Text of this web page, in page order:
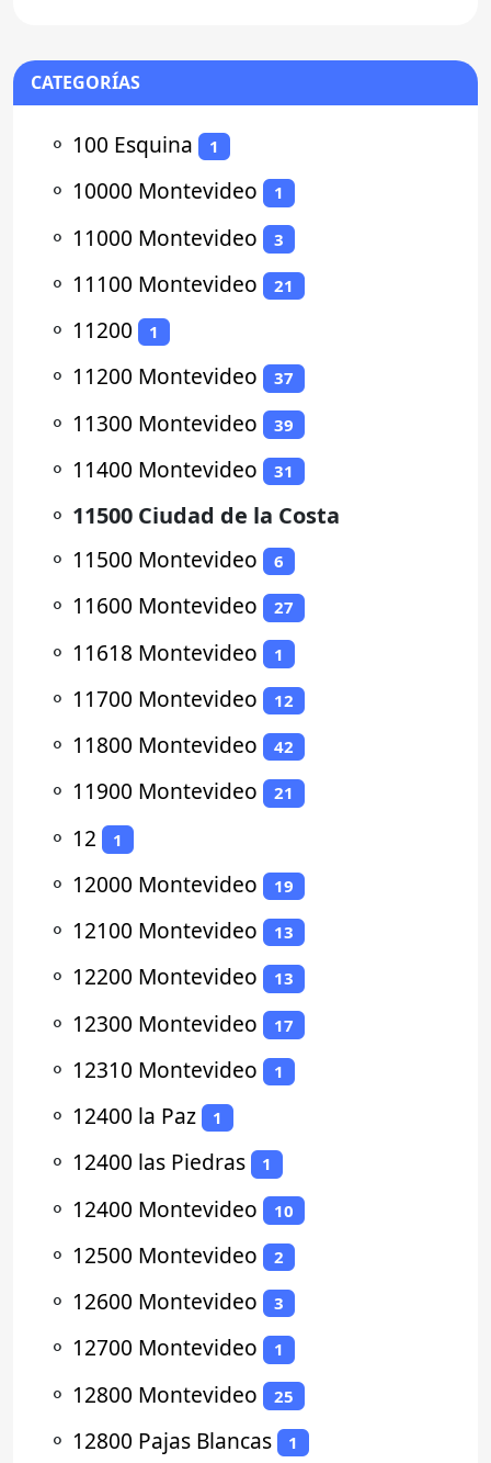
CATEGORÍAS
⚬ 100 Esquina 1
⚬ 10000 Montevideo 1
⚬ 11000 Montevideo 3
⚬ 11100 Montevideo 21
⚬ 11200 1
⚬ 11200 Montevideo 37
⚬ 11300 Montevideo 39
⚬ 11400 Montevideo 31
⚬ 11500 Ciudad de la Costa
⚬ 11500 Montevideo 6
⚬ 11600 Montevideo 27
⚬ 11618 Montevideo 1
⚬ 11700 Montevideo 12
⚬ 11800 Montevideo 42
⚬ 11900 Montevideo 21
⚬ 12 1
⚬ 12000 Montevideo 19
⚬ 12100 Montevideo 13
⚬ 12200 Montevideo 13
⚬ 12300 Montevideo 17
⚬ 12310 Montevideo 1
⚬ 12400 la Paz 1
⚬ 12400 las Piedras 1
⚬ 12400 Montevideo 10
⚬ 12500 Montevideo 2
⚬ 12600 Montevideo 3
⚬ 12700 Montevideo 1
⚬ 12800 Montevideo 25
⚬ 12800 Pajas Blancas 1